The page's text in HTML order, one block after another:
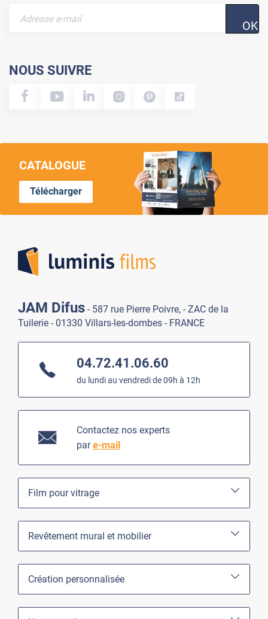
OK
NOUS SUIVRE
CATALOGUE
Télécharger
JAM Difus - 587 rue Pierre Poivre, - ZAC de la
Tuilerie - 01330 Villars-les-dombes - FRANCE
04.72.41.06.60
du lundi au vendredi de 09h à 12h
Contactez nos experts
pare-mail
Film pour vitrage
Revêtement mural et mobilier
Création personnalisée